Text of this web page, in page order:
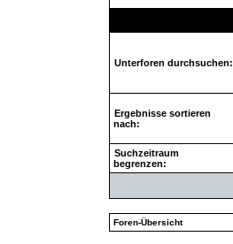
Unterforen durchsuchen:
Ergebnisse sortieren
nach:
Suchzeitraum
begrenzen:
Foren-Übersicht